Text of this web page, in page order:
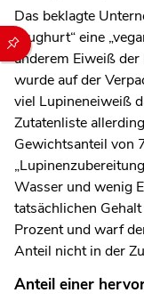
Durch die folgenden
Das beklagte
„Lughurt“ eine
anderem Eiweiß
wurde auf der
viel Lupineneiweiß
Zutatenliste
Gewichtsanteil von
Wasser und wenig
tatsächlichen
Prozent und warf
Anteil nicht in der
Anteil einer